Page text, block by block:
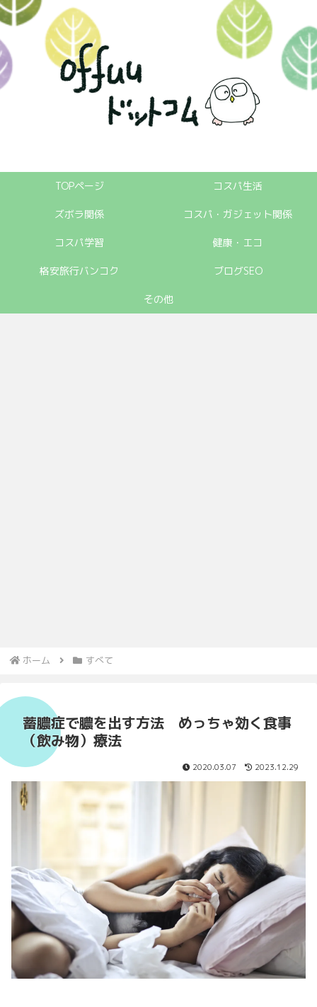
TOPページ コスパ生活
ズボラ関係 コスパ・ガジェット関係
コスパ学習 健康・エコ
格安旅行バンコク ブログSEO
その他
ホーム すべて
蓄膿症で膿を出す方法 めっちゃ効く食事
（飲み物）療法
2020.03.07 2023.12.29